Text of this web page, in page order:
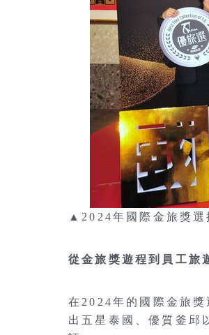
▲2024年國際金旅獎
從金旅獎遊程到員工旅
在2024年的國際金旅
出五星泰國、優質釜邱